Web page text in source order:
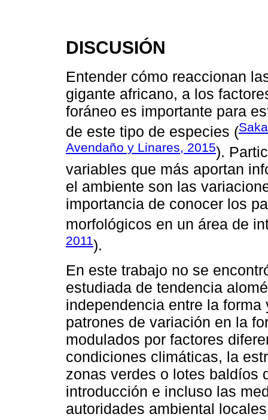
DISCUSIÓN
Entender cómo reaccionan
gigante africano, a los
foráneo es importante para
de este tipo de especies (
Avendaño y Linares, 2015).
variables que más aportan
el ambiente son las
importancia de conocer los
morfológicos en un área de
2011).
En este trabajo no se
estudiada de tendencia
independencia entre la
patrones de variación en la
modulados por factores
condiciones climáticas, la
zonas verdes o lotes baldíos
introducción e incluso las
autoridades ambiental